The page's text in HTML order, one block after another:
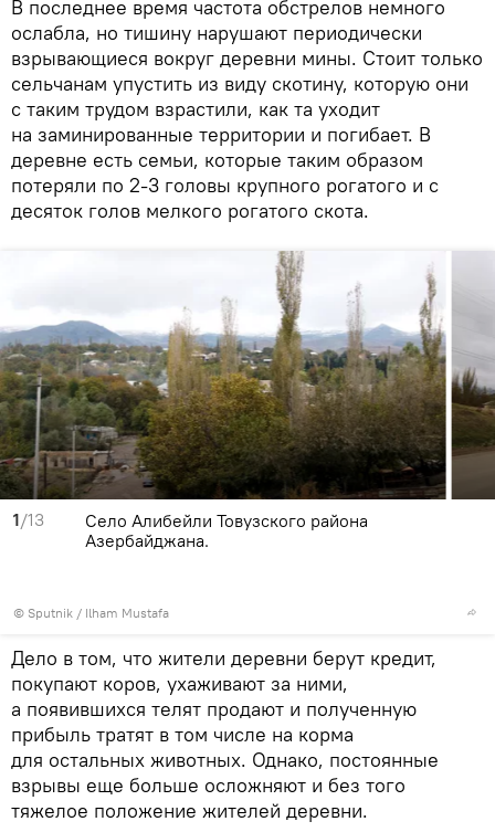
В последнее время частота обстрелов немного
ослабла, но тишину нарушают периодически
взрывающиеся вокруг деревни мины. Стоит только
сельчанам упустить из виду скотину, которую они
с таким трудом взрастили, как та уходит
на заминированные территории и погибает. В
деревне есть семьи, которые таким образом
потеряли по 2-3 головы крупного рогатого и с
десяток голов мелкого рогатого скота.
1/13
© Sputnik / Ilham Mustafa
Село Алибейли Товузского района
Азербайджана.
Дело в том, что жители деревни берут кредит,
покупают коров, ухаживают за ними,
а появившихся телят продают и полученную
прибыль тратят в том числе на корма
для остальных животных. Однако, постоянные
взрывы еще больше осложняют и без того
тяжелое положение жителей деревни.